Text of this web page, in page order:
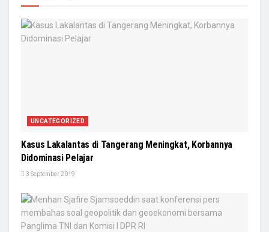
UNCATEGORIZED
Kasus Lakalantas di Tangerang Meningkat, Korbannya
Didominasi Pelajar
3 September 2019